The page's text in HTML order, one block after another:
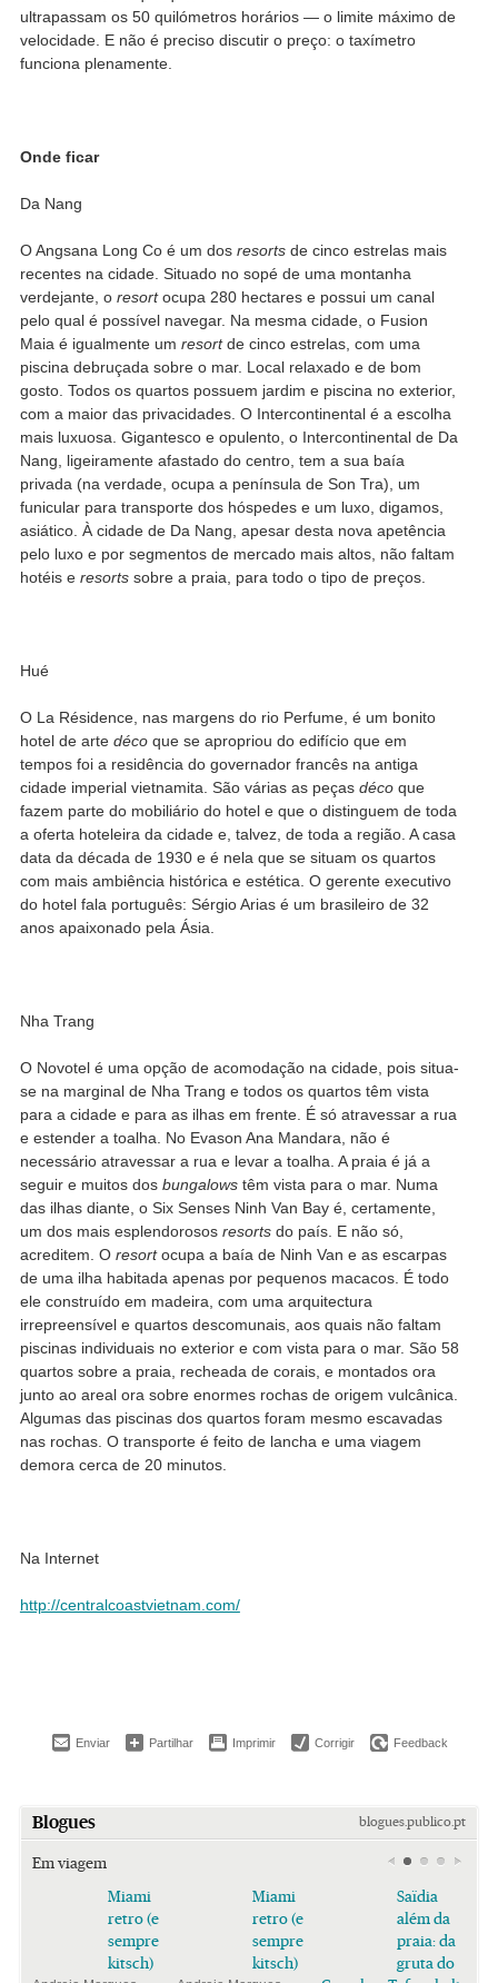
ultrapassam os 50 quilómetros horários — o limite máximo de
velocidade. E não é preciso discutir o preço: o taxímetro
funciona plenamente.
Onde ficar
Da Nang
O Angsana Long Co é um dos resortsde cinco estrelas mais
recentes na cidade. Situado no sopé de uma montanha
verdejante, o resortocupa 280 hectares e possui um canal
pelo qual é possível navegar. Na mesma cidade, o Fusion
Maia é igualmente um resortde cinco estrelas, com uma
piscina debruçada sobre o mar. Local relaxado e de bom
gosto. Todos os quartos possuem jardim e piscina no exterior,
com a maior das privacidades. O Intercontinental é a escolha
mais luxuosa. Gigantesco e opulento, o Intercontinental de Da
Nang, ligeiramente afastado do centro, tem a sua baía
privada (na verdade, ocupa a península de Son Tra), um
funicular para transporte dos hóspedes e um luxo, digamos,
asiático. À cidade de Da Nang, apesar desta nova apetência
pelo luxo e por segmentos de mercado mais altos, não faltam
hotéis e resortssobre a praia, para todo o tipo de preços.
Hué
O La Résidence, nas margens do rio Perfume, é um bonito
hotel de arte décoque se apropriou do edifício que em
tempos foi a residência do governador francês na antiga
cidade imperial vietnamita. São várias as peças décoque
fazem parte do mobiliário do hotel e que o distinguem de toda
a oferta hoteleira da cidade e, talvez, de toda a região. A casa
data da década de 1930 e é nela que se situam os quartos
com mais ambiência histórica e estética. O gerente executivo
do hotel fala português: Sérgio Arias é um brasileiro de 32
anos apaixonado pela Ásia.
Nha Trang
O Novotel é uma opção de acomodação na cidade, pois situa-
se na marginal de Nha Trang e todos os quartos têm vista
para a cidade e para as ilhas em frente. É só atravessar a rua
e estender a toalha. No Evason Ana Mandara, não é
necessário atravessar a rua e levar a toalha. A praia é já a
seguir e muitos dos bungalowstêm vista para o mar. Numa
das ilhas diante, o Six Senses Ninh Van Bay é, certamente,
um dos mais esplendorosos resortsdo país. E não só,
acreditem. O resortocupa a baía de Ninh Van e as escarpas
de uma ilha habitada apenas por pequenos macacos. É todo
ele construído em madeira, com uma arquitectura
irrepreensível e quartos descomunais, aos quais não faltam
piscinas individuais no exterior e com vista para o mar. São 58
quartos sobre a praia, recheada de corais, e montados ora
junto ao areal ora sobre enormes rochas de origem vulcânica.
Algumas das piscinas dos quartos foram mesmo escavadas
nas rochas. O transporte é feito de lancha e uma viagem
demora cerca de 20 minutos.
Na Internet
http://centralcoastvietnam.com/
Enviar Partilhar Imprimir Corrigir Feedback
Blogues blogues.publico.pt
Em viagem
Miami
retro (e
sempre
kitsch)
Miami
retro (e
sempre
kitsch)
Saïdia
além da
praia: da
gruta do